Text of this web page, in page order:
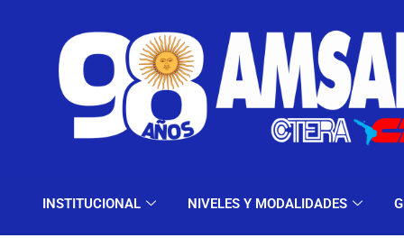
INSTITUCIONAL NIVELES Y MODALIDADES
INSTITUCIONAL